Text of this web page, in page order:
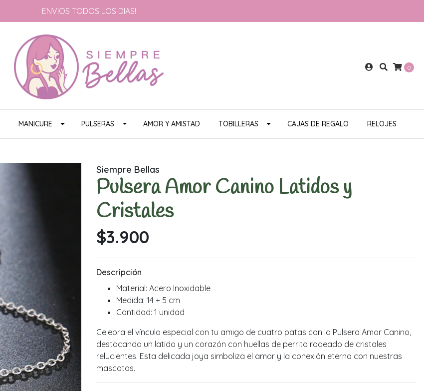
ENVIOS TODOS LOS DIAS!
0
MANICURE PULSERAS AMOR Y AMISTAD TOBILLERAS CAJAS DE REGALO RELOJES
Siempre Bellas
Pulsera Amor Canino Latidos y
Cristales
$3.900
Descripción
Material: Acero Inoxidable
Medida: 14 + 5 cm
Cantidad: 1 unidad
Celebra el vínculo especial con tu amigo de cuatro patas con la Pulsera Amor Canino,
destacando un latido y un corazón con huellas de perrito rodeado de cristales
relucientes. Esta delicada joya simboliza el amor y la conexión eterna con nuestras
mascotas.